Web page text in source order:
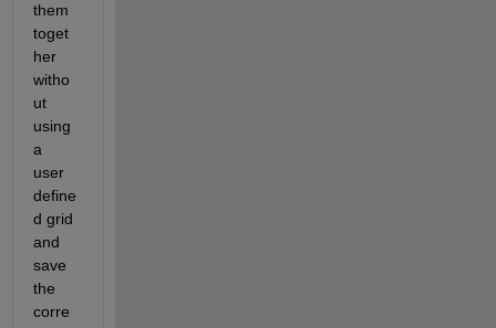
them
toget
her
witho
ut
using
a
user
define
d grid
and
save
the
corre